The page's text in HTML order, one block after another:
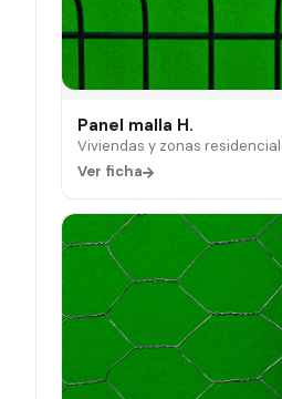
Panel malla H.
Viviendas y zonas
Ver ficha